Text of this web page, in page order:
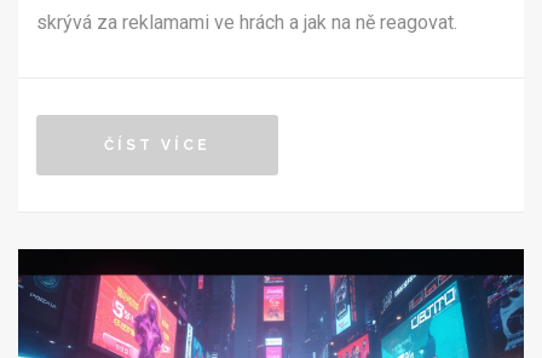
skrývá za reklamami ve hrách a jak na ně reagovat.
ČÍST VÍCE